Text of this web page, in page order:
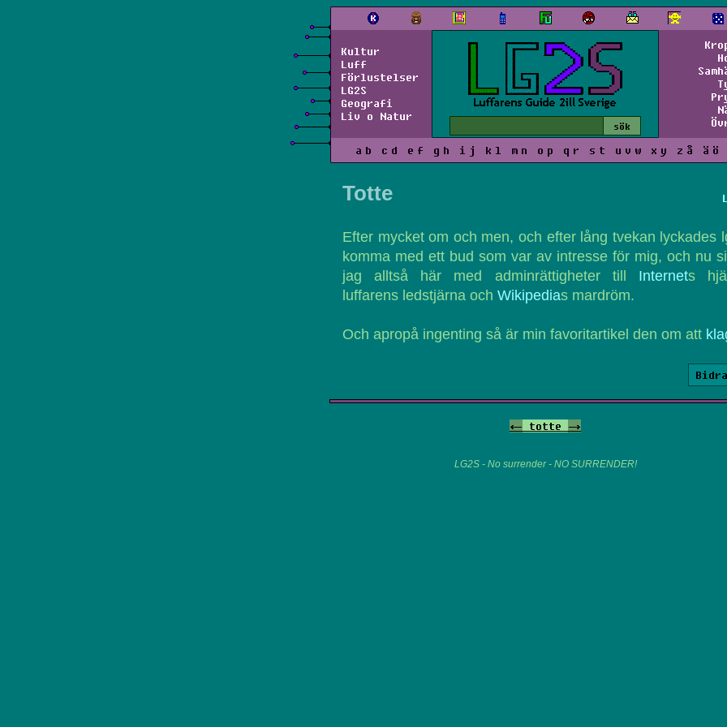
Kultur
Luff
Förlustelser
LG2S
Geografi
Liv o Natur
a b c d e f g h i j k l m n o p q r s t u v w x y z å ä ö
Totte
Efter mycket om och men, och efter lång tvekan lyckades
komma med ett bud som var av intresse för mig, och nu
jag alltså här med adminrättigheter till Internets
luffarens ledstjärna och Wikipedias mardröm.
Och apropå ingenting så är min favoritartikel den om att
<- totte ->
LG2S - No surrender - NO SURRENDER!